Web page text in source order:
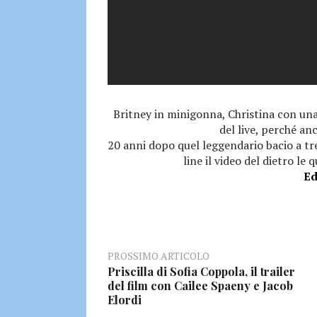
Britney in minigonna, Christina con
del live, perché
20 anni dopo quel leggendario bacio a
line il video del dietro le
PROSSIMO ARTICOLO
Priscilla di Sofia Coppola, il trailer
del film con Cailee Spaeny e Jacob
Elordi